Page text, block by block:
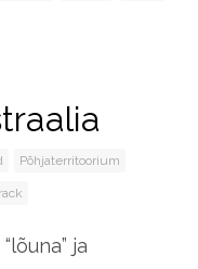
Põhjaterritoorium
ja